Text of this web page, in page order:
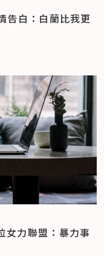
告白：白蘭比我更
力聯盟：暴力事